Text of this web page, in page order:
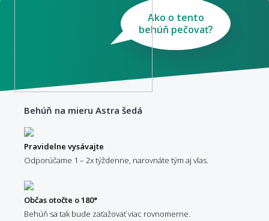
Ako o tento
behúň pečovať?
Behúň na mieru Astra šedá
Pravidelne vysávajte
Odporúčame 1 – 2x týždenne, narovnáte tým aj vlas.
Občas otočte o 180°
Behúň sa tak bude zaťažovať viac rovnomerne.